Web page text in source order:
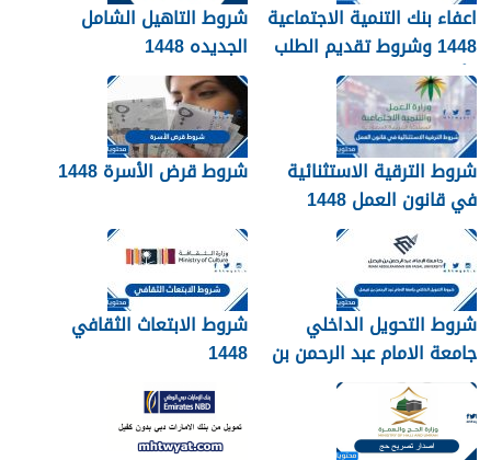
اعفاء بنك التنمية الاجتماعية
1448 وشروط تقديم الطلب
وأهم الأوراق والمستندات
شروط التاهيل الشامل
الجديده 1448
شروط الترقية الاستثنائية
في قانون العمل 1448
شروط قرض الأسرة 1448
شروط التحويل الداخلي
جامعة الامام عبد الرحمن بن
فيصل 1448
شروط الابتعاث الثقافي
1448